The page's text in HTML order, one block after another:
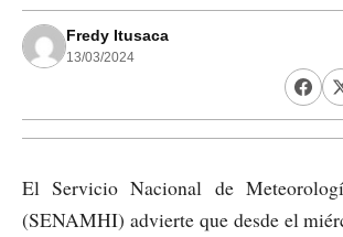
Fredy Itusaca
13/03/2024
El Servicio Nacional de
(SENAMHI) advierte que desde el